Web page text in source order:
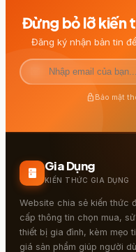
Đừng bỏ lỡ kiến
Đăng ký nhận bản tin
lock Bảo mật
kitchen Gia Dụng
KIẾN THỨC GIA DỤNG
Website chia sẻ kiến thức
cấp thông tin chọn mua,
thiết bị gia đình, kèm mẹo
giá sản phẩm giúp người